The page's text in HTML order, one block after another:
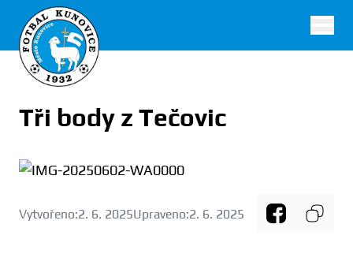
FK Kunovice
Tři body z Tečovic
Vytvořeno:2. 6. 2025Upraveno:2. 6. 2025